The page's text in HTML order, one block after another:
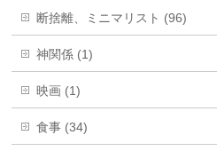
断捨離、ミニマリスト (96)
神関係 (1)
映画 (1)
食事 (34)